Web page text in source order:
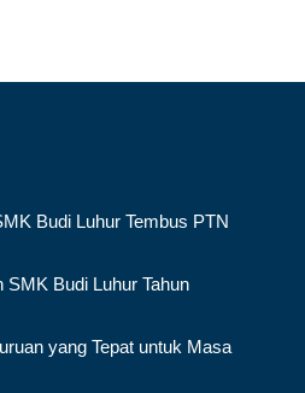
Budi Luhur Tembus PTN
Budi Luhur Tahun
yang Tepat untuk Masa